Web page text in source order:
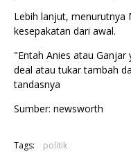
Lebih lanjut, menurutnya
kesepakatan dari awal.
"Entah Anies atau
deal atau tukar tambah
tandasnya
Sumber: newsworth
Tags: politik